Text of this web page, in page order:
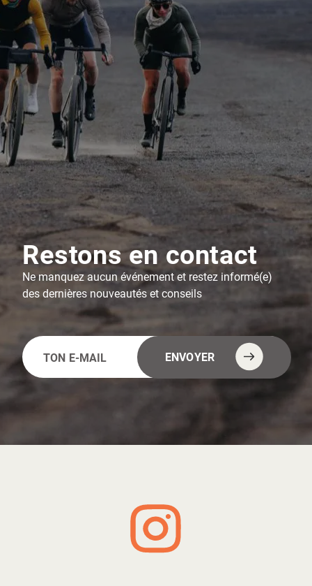
Restons en contact
Ne manquez aucun événement et restez informé(e)
des dernières nouveautés et conseils
E-
mail
(Nécessaire)
ENVOYER
Alternative: